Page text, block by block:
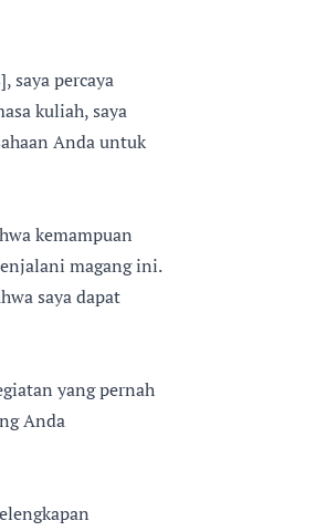
saya percaya
kuliah, saya
Anda untuk
kemampuan
magang ini.
saya dapat
yang pernah
Anda